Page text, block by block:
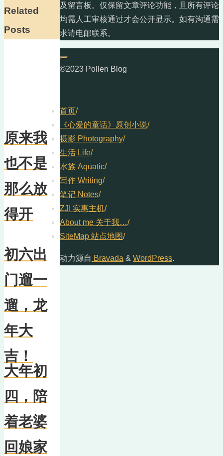
Related
Posts
原来我
也不是
那么放
得开
初六出
门遛一
遛，龙
年大
吉！
大年初
四，陪
着老婆
回娘家
及留言板。仅保留文章评论功能，且所有评论
均需人工审核通过才会公开显示。如有沟通需
求请电邮联系。
©2023 Pollen Blog
首页/
《心爱的童话》原创小说/
摄影 Photography/
生活 Life/
水族 Aquatic/
写作 Writing/
笔记 Notes/
ZJI 实惠主机/
About me 关于我…/
SiteMap 站点地图/
动力源自 Bravada & WordPress.